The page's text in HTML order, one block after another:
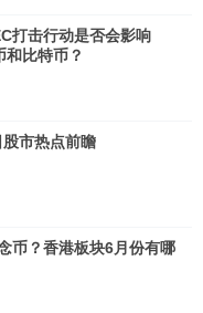
打击行动是否会影响
比特币？
市热点前瞻
币？香港板块6月份有哪